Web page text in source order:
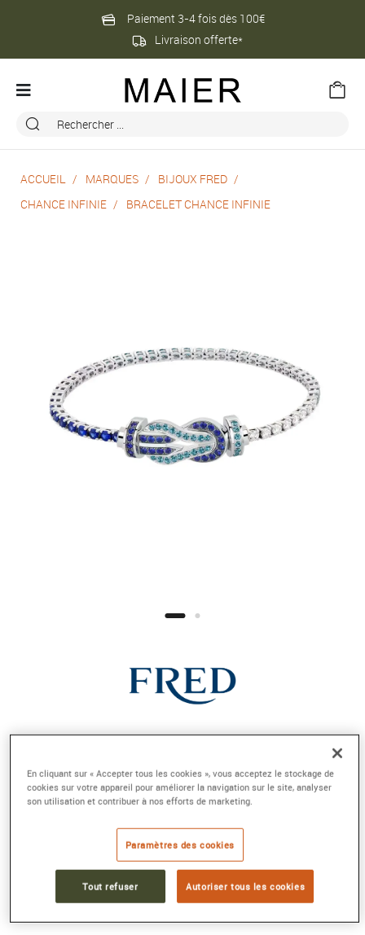
Paiement 3-4 fois dès 100€
Livraison offerte*
ACCUEIL MARQUES
BIJOUX FRED
CHANCE INFINIE
BRACELET CHANCE INFINIE
Grand modèle or blanc 750/1000e pavé
saphirs et topazes
Référence :0B0174-6J0219
Collection :Chance Infinie
26 200 €
En cliquant sur « Accepter tous les cookies », vous acceptez le stockage de
cookies sur votre appareil pour améliorer la navigation sur le site, analyser
son utilisation et contribuer à nos efforts de marketing.
Paramètres des cookies
Tout refuser Autoriser tous les cookies